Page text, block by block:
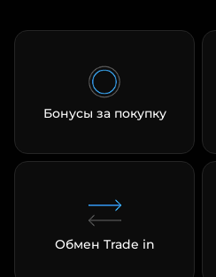
Бонусы за покупку
Обмен Trade in